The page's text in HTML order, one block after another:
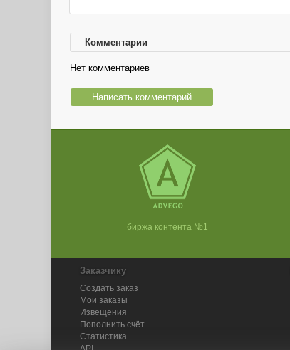
Комментарии
Нет комментариев
Написать комментарий
биржа контента №1
Заказчику
Создать заказ
Мои заказы
Извещения
Пополнить счёт
Статистика